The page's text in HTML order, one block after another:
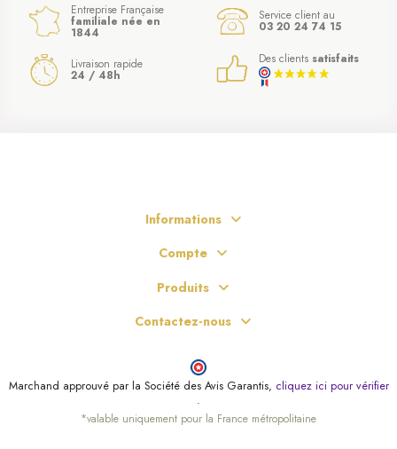
Entreprise Française
familiale née en
1844
Service client au
03 20 24 74 15
Livraison rapide
24 / 48h
Des clients satisfaits
Informations
Compte
Produits
Contactez-nous
Marchand approuvé par la Société des Avis Garantis, cliquez ici pour vérifier
.
*valable uniquement pour la France métropolitaine